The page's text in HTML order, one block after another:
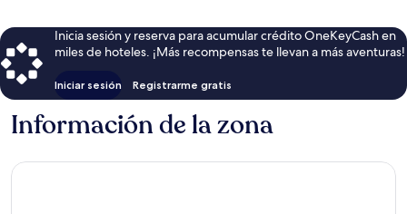
Inicia sesión y reserva para acumular crédito OneKeyCash en
miles de hoteles. ¡Más recompensas te llevan a más aventuras!
Iniciar sesión Registrarme gratis
Información de la zona